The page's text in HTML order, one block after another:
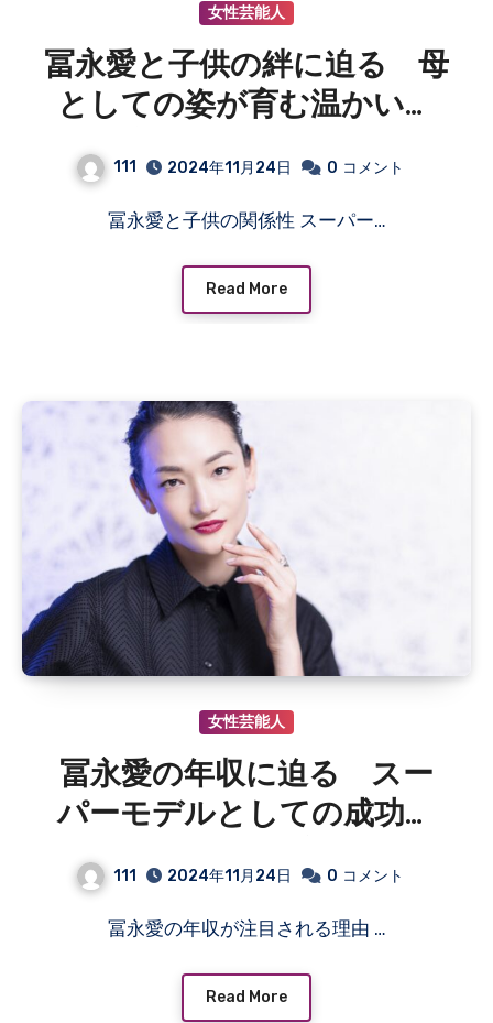
女性芸能人
冨永愛と子供の絆に迫る 母
としての姿が育む温かい家
111 2024年11月24日 0 コメント
冨永愛と子供の関係性 スーパー…
Read More
女性芸能人
冨永愛の年収に迫る スー
パーモデルとしての成功と
多彩な活動が生む高収入の秘
111 2024年11月24日 0 コメント
冨永愛の年収が注目される理由 …
Read More